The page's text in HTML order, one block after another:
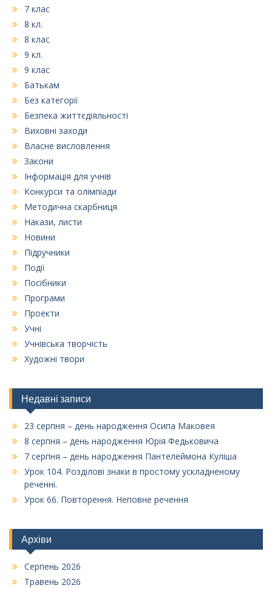
7 клас
8 кл.
8 клас
9 кл.
9 клас
Батькам
Без категорії
Безпека життєдіяльності
Виховні заходи
Власне висловлення
Закони
Інформація для учнів
Конкурси та олімпіади
Методична скарбниця
Накази, листи
Новини
Підручники
Події
Посібники
Програми
Проекти
Учні
Учнівська творчість
Художні твори
Недавні записи
23 серпня – день народження Осипа Маковея
8 серпня – день народження Юрія Федьковича
7 серпня – день народження Пантелеймона Куліша
Урок 104. Розділові знаки в простому ускладненому
реченні.
Урок 66. Повторення. Неповне речення
Архіви
Серпень 2026
Травень 2026